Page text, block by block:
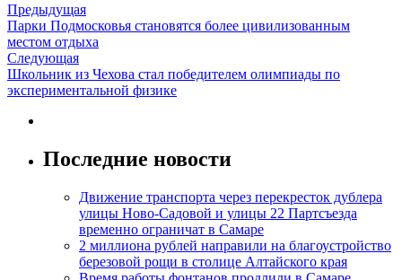
Предыдущая
Парки Подмосковья становятся более цивилизованным
местом отдыха
Следующая
Школьник из Чехова стал победителем олимпиады по
экспериментальной физике
Последние новости
Движение транспорта через перекресток дублера
улицы Ново-Садовой и улицы 22 Партсъезда
временно ограничат в Самаре
2 миллиона рублей направили на благоустройство
березовой рощи в столице Алтайского края